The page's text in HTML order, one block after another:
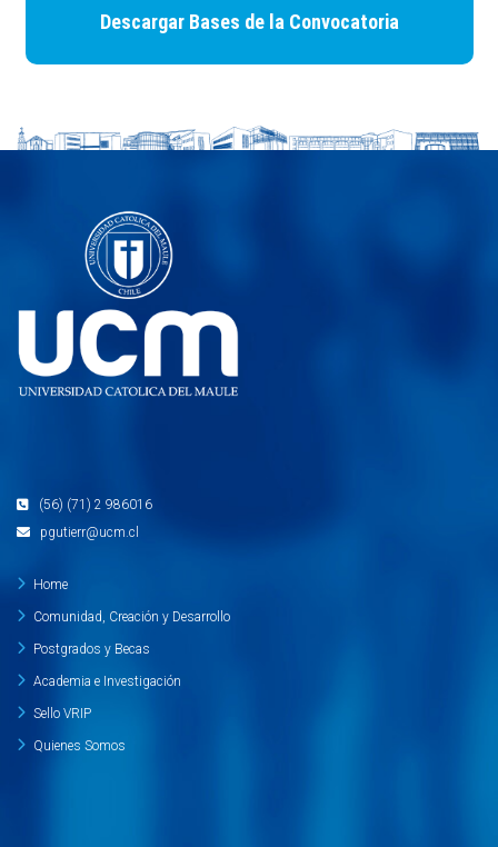
Descargar Bases de la Convocatoria
(56) (71) 2 986016
pgutierr@ucm.cl
Home
Comunidad, Creación y Desarrollo
Postgrados y Becas
Academia e Investigación
Sello VRIP
Quienes Somos